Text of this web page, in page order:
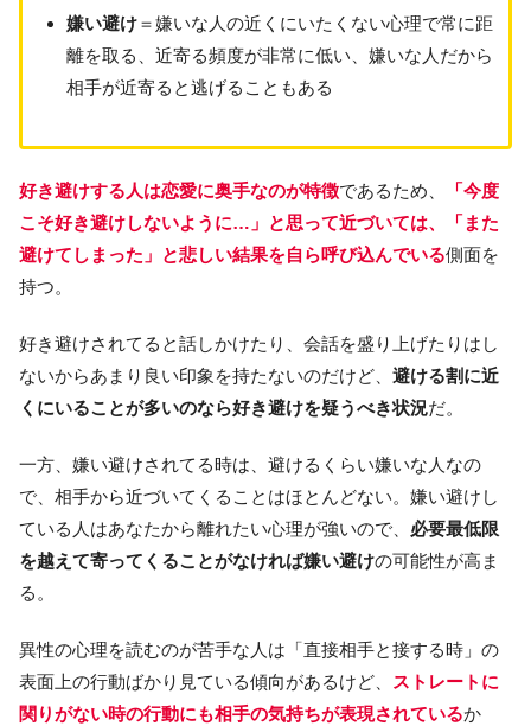
嫌い避け＝嫌いな人の近くにいたくない心理で常に距
離を取る、近寄る頻度が非常に低い、嫌いな人だから
相手が近寄ると逃げることもある
好き避けする人は恋愛に奥手なのが特徴であるため、
「今度
こそ好き避けしないように…」と思って近づいては、「また
避けてしまった」と悲しい結果を自ら呼び込んでいる側面を
持つ。
好き避けされてると話しかけたり、会話を盛り上げたりはし
ないからあまり良い印象を持たないのだけど、 避ける割に近
くにいることが多いのなら好き避けを疑うべき状況だ。
一方、嫌い避けされてる時は、避けるくらい嫌いな人なの
で、相手から近づいてくることはほとんどない。嫌い避けし
ている人はあなたから離れたい心理が強いので、 必要最低限
を越えて寄ってくることがなければ嫌い避けの可能性が高ま
る。
異性の心理を読むのが苦手な人は「直接相手と接する時」の
表面上の行動ばかり見ている傾向があるけど、
ストレートに
関りがない時の行動にも相手の気持ちが表現されているか